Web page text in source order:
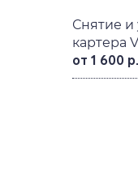
Снятие и
картера
от 1 600 р.